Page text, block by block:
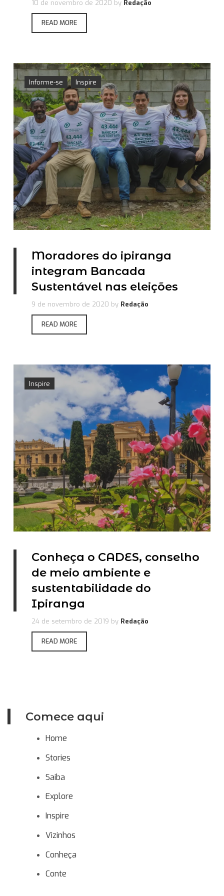
Comece aqui
Home
Stories
Saiba
Explore
Inspire
Vizinhos
Conheça
Conte
10 de novembro de 2020 by Redação
READ MORE
Informe-se Inspire
Moradores do ipiranga
integram Bancada
Sustentável nas eleições
9 de novembro de 2020 by Redação
READ MORE
Inspire
Conheça o CADES, conselho
de meio ambiente e
sustentabilidade do
Ipiranga
24 de setembro de 2019 by Redação
READ MORE